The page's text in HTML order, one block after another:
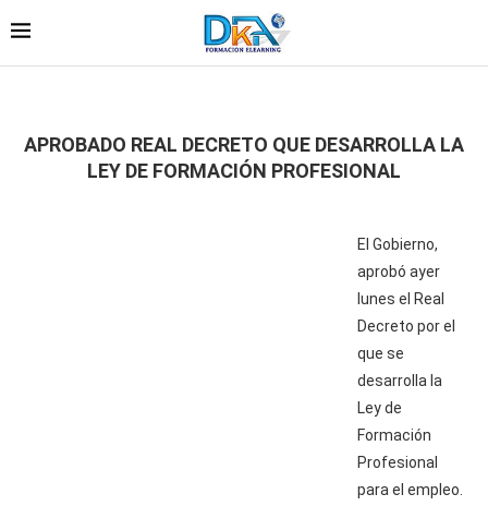
APROBADO REAL DECRETO QUE DESARROLLA LA
LEY DE FORMACIÓN PROFESIONAL
El Gobierno,
aprobó ayer
lunes el Real
Decreto por el
que se
desarrolla la
Ley de
Formación
Profesional
para el empleo.